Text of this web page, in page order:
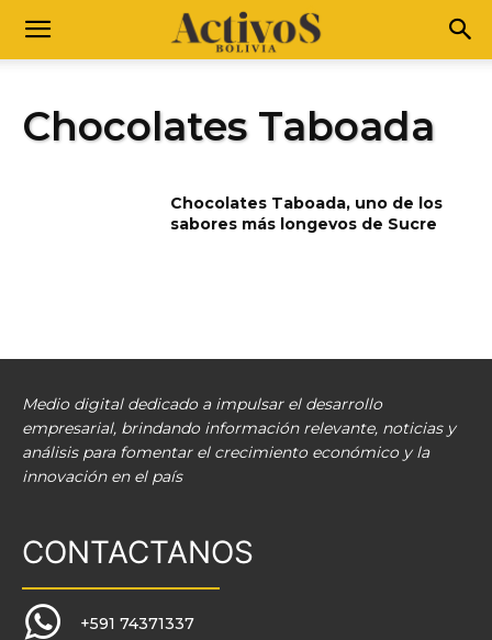
Chocolates Taboada
Chocolates Taboada, uno de los
sabores más longevos de Sucre
Medio digital dedicado a impulsar el desarrollo
empresarial, brindando información relevante, noticias y
análisis para fomentar el crecimiento económico y la
innovación en el país
CONTACTANOS
+591 74371337